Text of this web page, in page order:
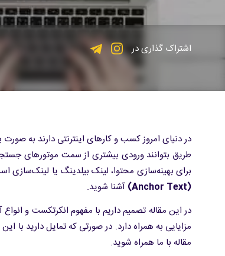
اشتراک گذاری در
در دنیای امروز کسب و کارهای اینترنتی دارند به
طریق بتوانند ورودی بیشتری از سمت موتورهای
برای بهینه‌سازی محتوا، لینک بیلدینگ یا
(
Anchor Text
) آشنا شوید.
در این مقاله تصمیم داریم با مفهوم انکرتکست و
مزایایی به همراه دارد. در صورتی که تمایل دارید
مقاله با ما همراه شوید.